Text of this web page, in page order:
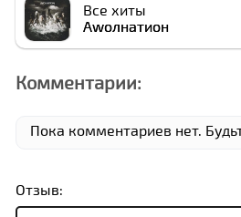
Все хиты
Аwолнатион
Комментарии:
Пока комментариев нет.
Отзыв: